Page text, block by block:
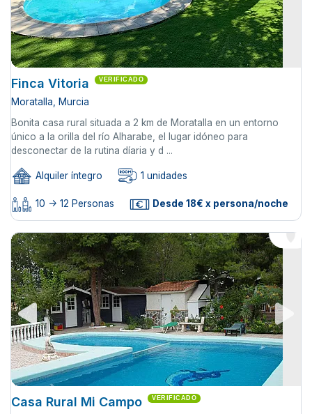
Finca Vitoria VERIFICADO
Moratalla, Murcia
Bonita casa rural situada a 2 km de Moratalla en un entorno
único a la orilla del río Alharabe, el lugar idóneo para
desconectar de la rutina díaria y d ...
Alquiler íntegro 1 unidades
10 -> 12 Personas Desde 18€ x persona/noche
Casa Rural Mi Campo VERIFICADO